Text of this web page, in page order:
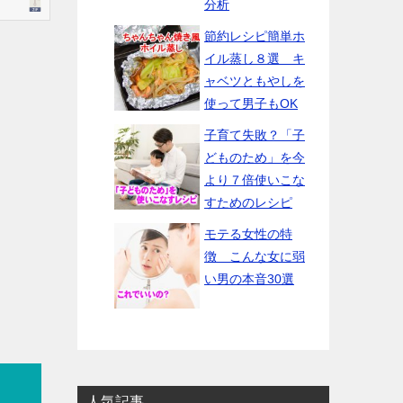
分析
節約レシピ簡単ホ
イル蒸し８選 キ
ャベツともやしを
使って男子もOK
子育て失敗？「子
どものため」を今
より７倍使いこな
すためのレシピ
モテる女性の特
徴 こんな女に弱
い男の本音30選